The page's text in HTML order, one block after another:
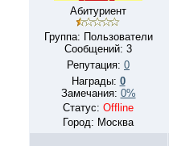
Абитуриент
Группа: Пользователи
Сообщений: 3
Репутация: 0
Награды: 0
Замечания: 0%
Статус: Offline
Город: Москва